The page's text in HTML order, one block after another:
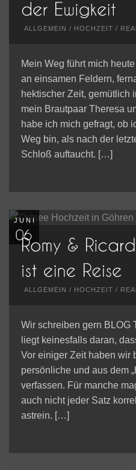
ALLGEMEIN / HOCHZEIT /
Mein Weg führt mich
an einsamen Feldern,
hektischer Zeit, gemütlich
mein Brautpaar Theresa
habe ich mich gefragt, ob
Weg bin, als nach der
Schloß auftaucht. […]
JUNI
ALLGEMEIN / HOCHZEIT /
Wir schreiben gern BLOG
liegt keinesfalls daran,
Vor einiger Zeit haben wir
persönliche und aus dem
verfassen. Für manche
auch nicht jeder Satz
astrein. […]